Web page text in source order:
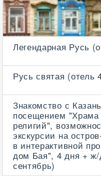
Легендарная Русь
Русь святая (отель
Знакомство с
посещением "Храма
религий",
экскурсии на
в интерактивной
дом Бая", 4 дня +
сентябрь)